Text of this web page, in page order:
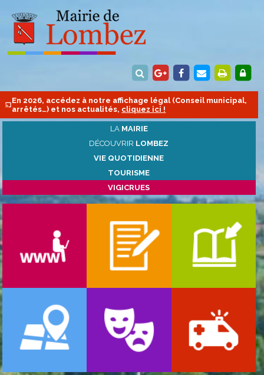
En 2026, accédez à notre affichage légal (Conseil municipal,
arrêtés…) et nos actualités, cliquez ici !
LA MAIRIE
DÉCOUVRIR LOMBEZ
VIE QUOTIDIENNE
TOURISME
VIGICRUES